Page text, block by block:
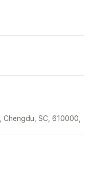
SC, 610000,